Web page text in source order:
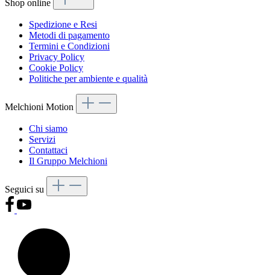
Shop online
Spedizione e Resi
Metodi di pagamento
Termini e Condizioni
Privacy Policy
Cookie Policy
Politiche per ambiente e qualità
Melchioni Motion
Chi siamo
Servizi
Contattaci
Il Gruppo Melchioni
Seguici su